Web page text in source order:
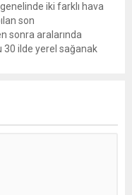
iki farklı hava
son
sonra aralarında
30 ilde yerel sağanak
Ayrıca...